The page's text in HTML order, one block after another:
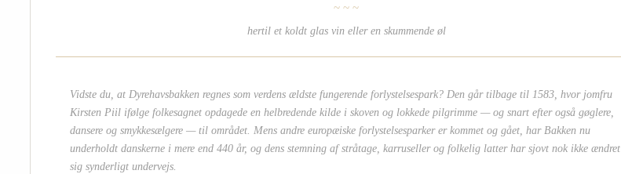
~ ~ ~
hertil et koldt glas vin eller en skummende øl
Vidste du, at Dyrehavsbakken regnes som verdens ældste fungerende forlystelsespark? Den går tilbage til 1583, hvor jomfru
Kirsten Piil ifølge folkesagnet opdagede en helbredende kilde i skoven og lokkede pilgrimme — og snart efter også gøglere,
dansere og smykkesælgere — til området. Mens andre europæiske forlystelsesparker er kommet og gået, har Bakken nu
underholdt danskerne i mere end 440 år, og dens stemning af stråtage, karruseller og folkelig latter har sjovt nok ikke ændret
sig synderligt undervejs.